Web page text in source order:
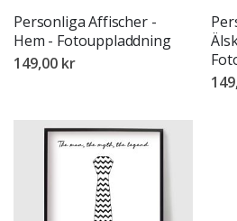
Personliga Affischer -
Hem - Fotouppladdning
149,00 kr